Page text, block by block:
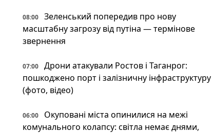
08:00
Зеленський попередив про нову
масштабну загрозу від путіна — термінове
звернення
07:00
Дрони атакували Ростов і Таганрог:
пошкоджено порт і залізничну інфраструктуру
(фото, відео)
06:00
Окуповані міста опинилися на межі
комунального колапсу: світла немає днями,